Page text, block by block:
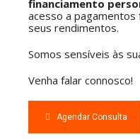
financiamento
acesso a
seus rendimentos.
Somos sensíveis às
Venha falar connosco!
Agendar Consulta